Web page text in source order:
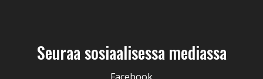
Seuraa sosiaalisessa mediassa